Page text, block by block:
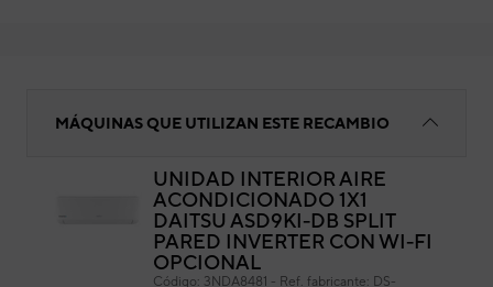
MÁQUINAS QUE UTILIZAN ESTE RECAMBIO
UNIDAD INTERIOR AIRE
ACONDICIONADO 1X1
DAITSU ASD9KI-DB SPLIT
PARED INVERTER CON WI-FI
OPCIONAL
Código: 3NDA8481 - Ref. fabricante: DS-